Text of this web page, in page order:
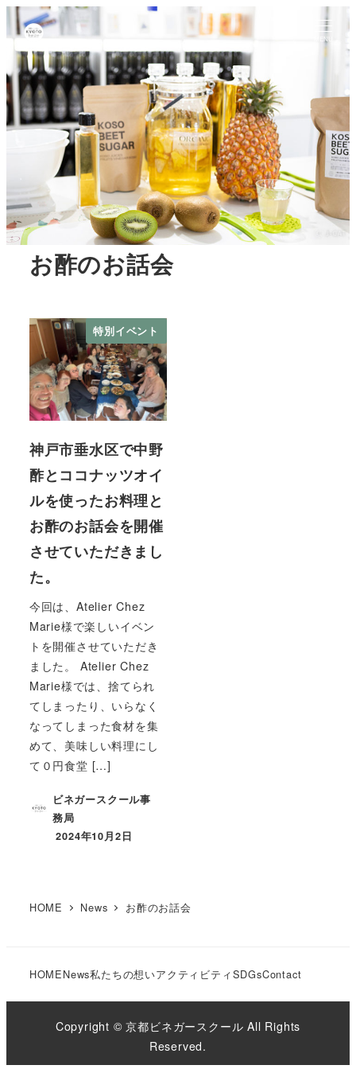
MENU
お酢のお話会
特別イベント
神戸市垂水区で中野
酢とココナッツオイ
ルを使ったお料理と
お酢のお話会を開催
させていただきまし
た。
今回は、Atelier Chez
Marie様で楽しいイベン
トを開催させていただき
ました。 Atelier Chez
Marie様では、捨てられ
てしまったり、いらなく
なってしまった食材を集
めて、美味しい料理にし
て０円食堂 […]
ビネガースクール事
務局
2024年10月2日
HOME News お酢のお話会
HOMENews私たちの想いアクティビティSDGsContact
Copyright © 京都ビネガースクール All Rights
Reserved.